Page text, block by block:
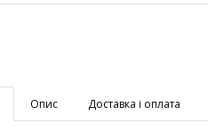
Опис Доставка і оплата